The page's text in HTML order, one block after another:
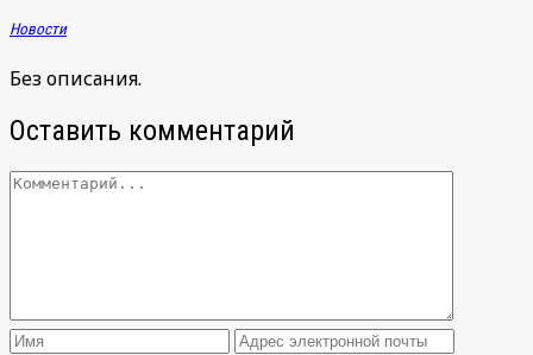
Новости
Без описания.
Оставить комментарий